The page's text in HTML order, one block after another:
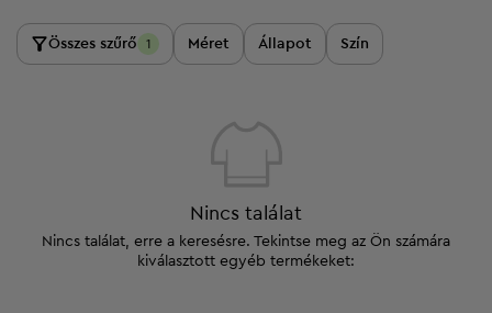
Összes szűrő 1 Méret Állapot Szín
Nincs találat
Nincs találat, erre a keresésre. Tekintse meg az Ön számára
kiválasztott egyéb termékeket: